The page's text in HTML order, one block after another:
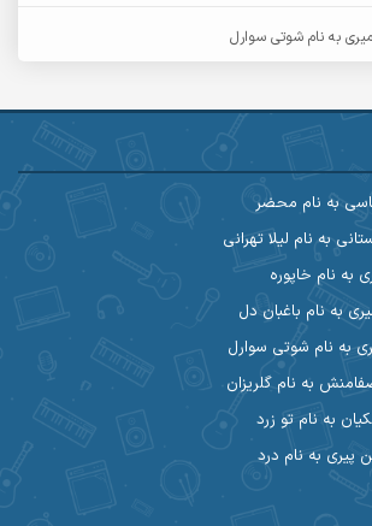
آوات یگانه
ابوالحسن جاویدان
احسان اصغری
به نام شوتی سوارل
به نام محضر
به نام لیلا تهرانی
به نام خاپوره
به نام باغبان دل
به نام شوتی سوارل
به نام گلریزان
به نام تو زرد
پیری به نام درد